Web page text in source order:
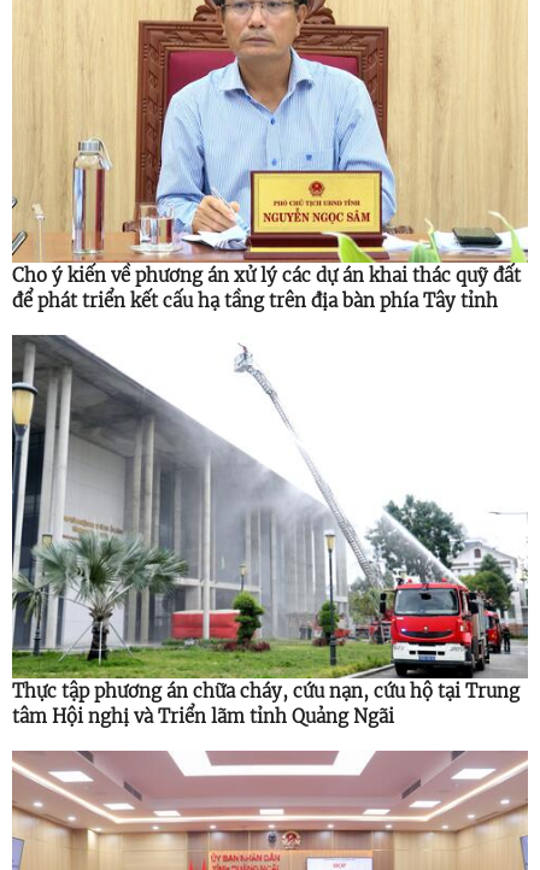
Cho ý kiến về phương án xử lý các dự án khai thác quỹ đất
để phát triển kết cấu hạ tầng trên địa bàn phía Tây tỉnh
Thực tập phương án chữa cháy, cứu nạn, cứu hộ tại Trung
tâm Hội nghị và Triển lãm tỉnh Quảng Ngãi